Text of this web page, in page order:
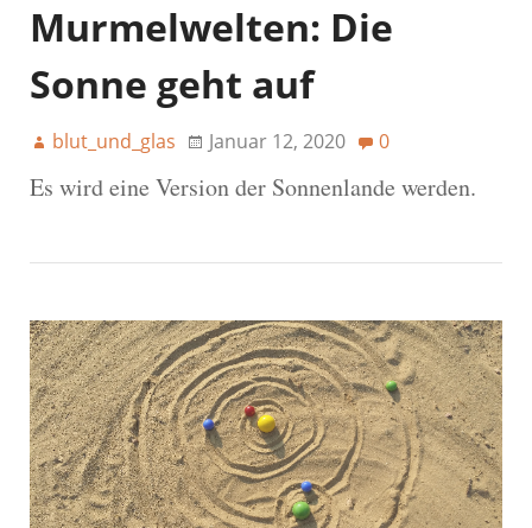
Murmelwelten: Die
Sonne geht auf
blut_und_glas Januar 12, 2020 0
Es wird eine Version der Sonnenlande werden.